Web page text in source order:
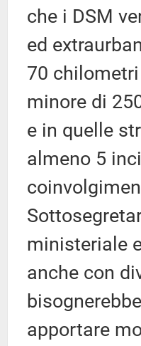
che i DSM
ed
70
minore di
e in quelle
almeno 5
ministeriale
anche con
apportare